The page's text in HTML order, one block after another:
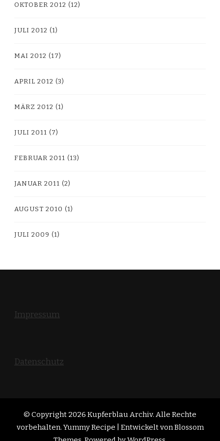
OKTOBER 2012 (12)
JULI 2012 (1)
MAI 2012 (17)
APRIL 2012 (3)
MÄRZ 2012 (1)
JULI 2011 (7)
FEBRUAR 2011 (13)
JANUAR 2011 (2)
AUGUST 2010 (1)
JULI 2009 (1)
Impressum
Datenschutz
© Copyright 2026 Kupferblau Archiv. Alle Rechte
vorbehalten. Yummy Recipe | Entwickelt von Blossom